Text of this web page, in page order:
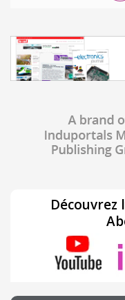
Découvrez